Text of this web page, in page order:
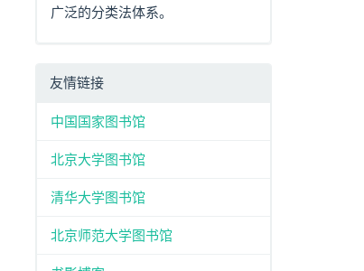
广泛的分类法体系。
友情链接
中国国家图书馆
北京大学图书馆
清华大学图书馆
北京师范大学图书馆